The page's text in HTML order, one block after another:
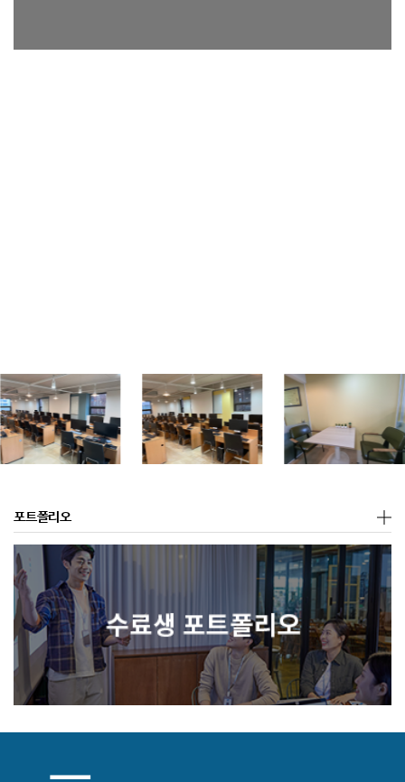
포트폴리오